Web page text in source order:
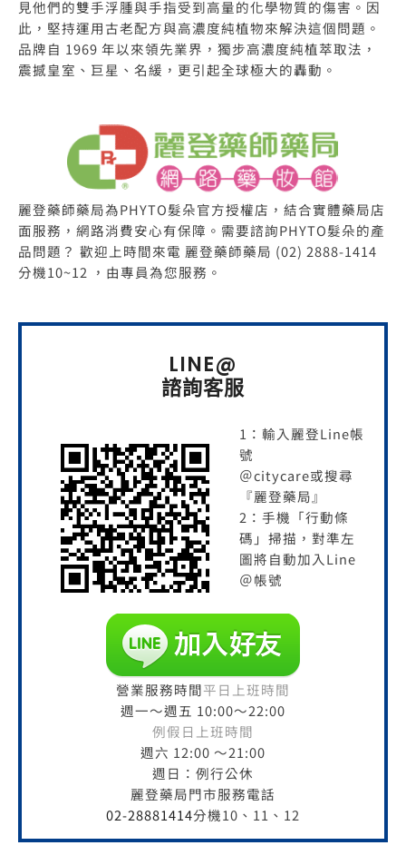
見他們的雙手浮腫與手指受到高量的化學物質的傷害。因
此，堅持運用古老配方與高濃度純植物來解決這個問題。
品牌自 1969 年以來領先業界，獨步高濃度純植萃取法，
震撼皇室、巨星、名緩，更引起全球極大的轟動。
麗登藥師藥局為PHYTO髮朵官方授權店，結合實體藥局店
面服務，網路消費安心有保障。需要諮詢PHYTO髮朵的產
品問題？ 歡迎上時間來電 麗登藥師藥局 (02) 2888-1414
分機10~12 ，由專員為您服務。
LINE@
諮詢客服
1：輸入麗登Line帳
號
＠citycare或搜尋
『麗登藥局』
2：手機「行動條
碼」掃描，對準左
圖將自動加入Line
＠帳號
營業服務時間平日上班時間
週一～週五 10:00～22:00
例假日上班時間
週六 12:00 ～21:00
週日：例行公休
麗登藥局門市服務電話
02-28881414分機10、11、12